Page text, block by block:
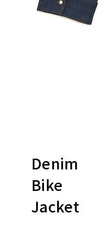
Denim
Bike
Jacket